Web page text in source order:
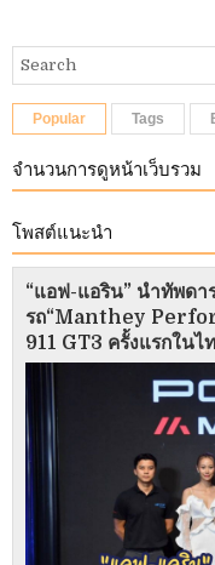
Popular Tags
จำนวนการดูหน้าเว็บรวม
โพสต์แนะนำ
“แอฟ-แอริน” นำทัพดา
รถ“Manthey
911 GT3 ครั้งแรกในไ